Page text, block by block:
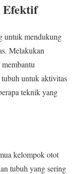
Efektif
untuk mendukung
Melakukan
untuk aktivitas
teknik yang
kelompok otot
tubuh yang sering